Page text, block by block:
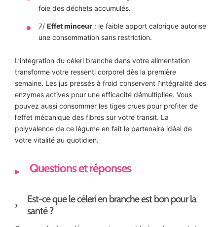
foie des déchets accumulés.
7/ Effet minceur : le faible apport calorique autorise
une consommation sans restriction.
L’intégration du céleri branche dans votre alimentation
transforme votre ressenti corporel dès la première
semaine. Les jus pressés à froid conservent l’intégralité des
enzymes actives pour une efficacité démultipliée. Vous
pouvez aussi consommer les tiges crues pour profiter de
l’effet mécanique des fibres sur votre transit. La
polyvalence de ce légume en fait le partenaire idéal de
votre vitalité au quotidien.
Questions et réponses
Est-ce que le céleri en branche est bon pour la
santé ?